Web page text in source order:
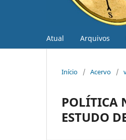
Atual Arquivos
Início / Acervo /
POLÍTICA
ESTUDO